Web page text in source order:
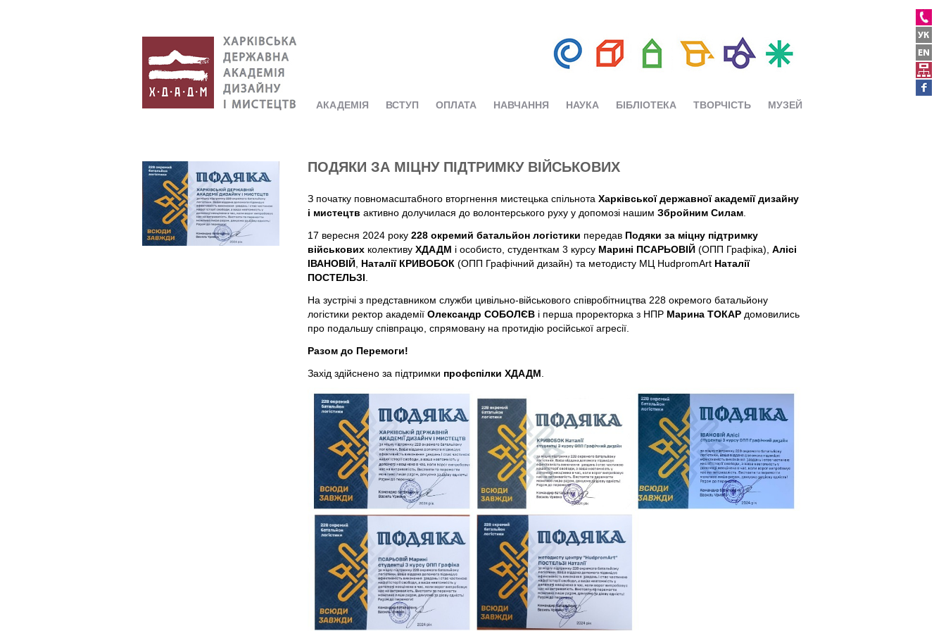
АКАДЕМІЯ ВСТУП ОПЛАТА НАВЧАННЯ НАУКА БІБЛІОТЕКА ТВОРЧІСТЬ МУЗЕЙ
ПОДЯКИ ЗА МІЦНУ ПІДТРИМКУ ВІЙСЬКОВИХ
З початку повномасштабного вторгнення мистецька спільнота Харківської державної академії дизайну
і мистецтв активно долучилася до волонтерського руху у допомозі нашим Збройним Силам
17 вересня 2024 року 228 окремий батальйон логістики передав Подяки за міцну підтримку
військових колективу ХДАДМ і особисто, студенткам 3 курсу Марині ПСАРЬОВІЙ (ОПП Графіка), Алісі
ІВАНОВІЙ Наталії КРИВОБОК (ОПП Графічний дизайн) та методисту МЦ HudpromArt Наталії
ПОСТЕЛЬЗІ
На зустрічі з представником служби цивільно-військового співробітництва 228 окремого батальйону
логістики ректор академії Олександр СОБОЛЄВ і перша проректорка з НПР Марина ТОКАР домовились
про подальшу співпрацю, спрямовану на протидію російської агресії.
Разом до Перемоги!
Захід здійснено за підтримки профспілки ХДАДМ